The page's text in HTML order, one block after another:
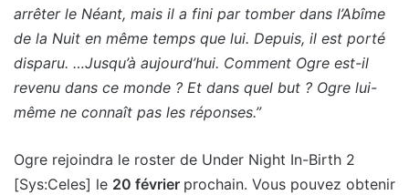
arrêter le Néant, mais il a fini par tomber dans l’Abîme
de la Nuit en même temps que lui. Depuis, il est porté
disparu. …Jusqu’à aujourd’hui. Comment Ogre est-il
revenu dans ce monde ? Et dans quel but ? Ogre lui-
même ne connaît pas les réponses.”
Ogre rejoindra le roster de Under Night In-Birth 2
[Sys:Celes] le 20 février prochain. Vous pouvez obtenir